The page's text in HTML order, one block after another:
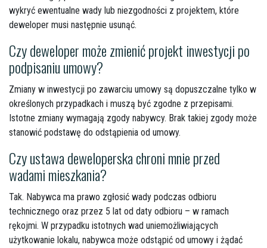
wykryć ewentualne wady lub niezgodności z projektem, które
deweloper musi następnie usunąć.
Czy deweloper może zmienić projekt inwestycji po
podpisaniu umowy?
Zmiany w inwestycji po zawarciu umowy są dopuszczalne tylko w
określonych przypadkach i muszą być zgodne z przepisami.
Istotne zmiany wymagają zgody nabywcy. Brak takiej zgody może
stanowić podstawę do odstąpienia od umowy.
Czy ustawa deweloperska chroni mnie przed
wadami mieszkania?
Tak. Nabywca ma prawo zgłosić wady podczas odbioru
technicznego oraz przez 5 lat od daty odbioru – w ramach
rękojmi. W przypadku istotnych wad uniemożliwiających
użytkowanie lokalu, nabywca może odstąpić od umowy i żądać